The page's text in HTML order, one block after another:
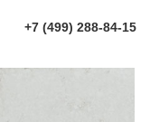
+7 (499) 288-84-15